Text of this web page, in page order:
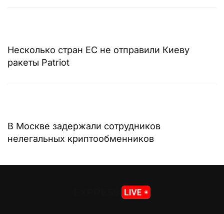
Несколько стран ЕС не отправили Киеву
ракеты Patriot
В Москве задержали сотрудников
нелегальных криптообменников